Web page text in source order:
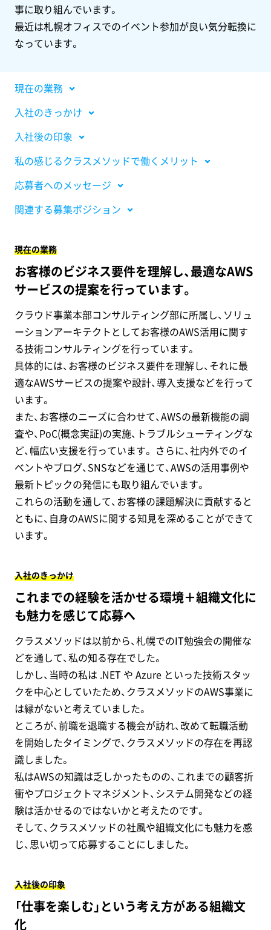
事に取り組んでいます。
最近は札幌オフィスでのイベント参加が良い気分転換に
なっています。
現在の業務
入社のきっかけ
入社後の印象
私の感じるクラスメソッドで働くメリット
応募者へのメッセージ
関連する募集ポジション
現在の業務
お客様のビジネス要件を理解し、最適なAWS
サービスの提案を行っています。
クラウド事業本部コンサルティング部に所属し、ソリュ
ーションアーキテクトとしてお客様のAWS活用に関す
る技術コンサルティングを行っています。
具体的には、お客様のビジネス要件を理解し、それに最
適なAWSサービスの提案や設計、導入支援などを行って
います。
また、お客様のニーズに合わせて、AWSの最新機能の調
査や、PoC(概念実証)の実施、トラブルシューティングな
ど、幅広い支援を行っています。 さらに、社内外でのイ
ベントやブログ、SNSなどを通じて、AWSの活用事例や
最新トピックの発信にも取り組んでいます。
これらの活動を通して、お客様の課題解決に貢献すると
ともに、自身のAWSに関する知見を深めることができて
います。
入社のきっかけ
これまでの経験を活かせる環境＋組織文化に
も魅力を感じて応募へ
クラスメソッドは以前から、札幌でのIT勉強会の開催な
どを通して、私の知る存在でした。
しかし、当時の私は .NET や Azure といった技術スタッ
クを中心としていたため、クラスメソッドのAWS事業に
は縁がないと考えていました。
ところが、前職を退職する機会が訪れ、改めて転職活動
を開始したタイミングで、クラスメソッドの存在を再認
識しました。
私はAWSの知識は乏しかったものの、これまでの顧客折
衝やプロジェクトマネジメント、システム開発などの経
験は活かせるのではないかと考えたのです。
そして、クラスメソッドの社風や組織文化にも魅力を感
じ、思い切って応募することにしました。
入社後の印象
「仕事を楽しむ」という考え方がある組織文
化